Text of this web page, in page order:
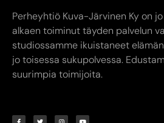
Perheyhtiö Kuva-Järvinen Ky on
alkaen toiminut täyden palvelun
studiossamme ikuistaneet
jo toisessa sukupolvessa.
suurimpia toimijoita.